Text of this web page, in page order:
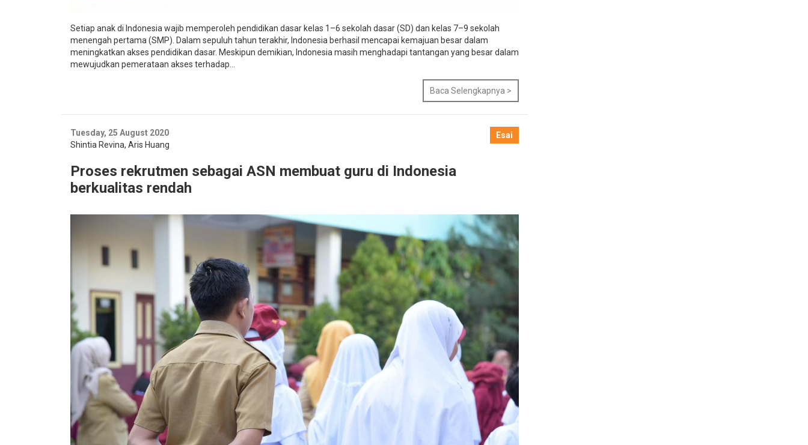
Setiap anak di Indonesia wajib memperoleh pendidikan dasar kelas 1–6 sekolah dasar (SD) dan kelas 7–9 sekolah
menengah pertama (SMP). Dalam sepuluh tahun terakhir, Indonesia berhasil mencapai kemajuan besar dalam
meningkatkan akses pendidikan dasar. Meskipun demikian, Indonesia masih menghadapi tantangan yang besar dalam
mewujudkan pemerataan akses terhadap...
Baca Selengkapnya >
Esai
Tuesday, 25 August 2020
Shintia Revina, Aris Huang
Proses rekrutmen sebagai ASN membuat guru di Indonesia
berkualitas rendah